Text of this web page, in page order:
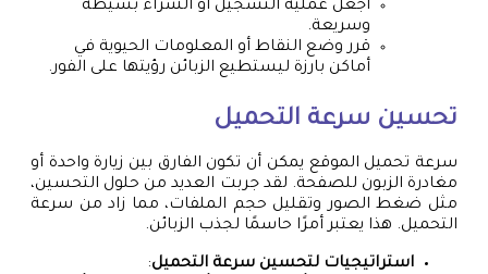
اجعل عملية التسجيل أو الشراء بسيطة
وسريعة.
قرر وضع النقاط أو المعلومات الحيوية في
أماكن بارزة ليستطيع الزبائن رؤيتها على الفور.
تحسين سرعة التحميل
سرعة تحميل الموقع يمكن أن تكون الفارق بين زيارة واحدة أو
مغادرة الزبون للصفحة. لقد جربت العديد من حلول التحسين،
مثل ضغط الصور وتقليل حجم الملفات، مما زاد من سرعة
التحميل. هذا يعتبر أمرًا حاسمًا لجذب الزبائن.
استراتيجيات لتحسين سرعة التحميل: